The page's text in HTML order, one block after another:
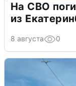
На СВО
из
8 августа 0